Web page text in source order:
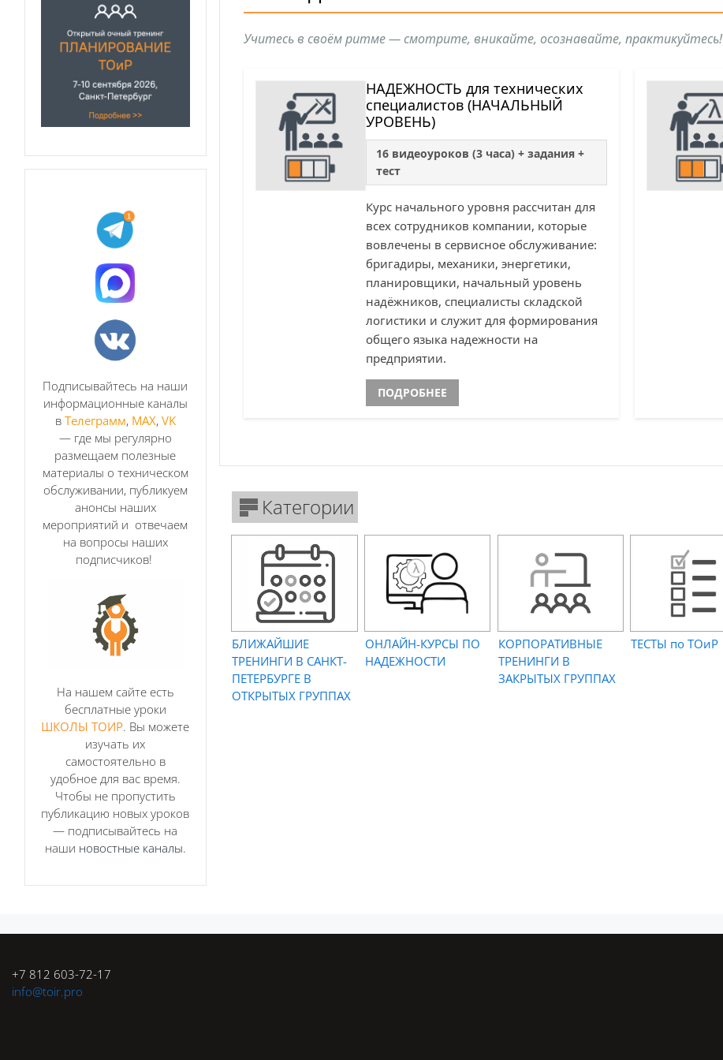
Учитесь в своём ритме — смотрите, вникайте, осознавайте, практикуйтесь!
НАДЕЖНОСТЬ для технических
специалистов (НАЧАЛЬНЫЙ
УРОВЕНЬ)
16 видеоуроков (3 часа) + задания +
тест
Курс начального уровня рассчитан для
всех сотрудников компании, которые
вовлечены в сервисное обслуживание:
бригадиры, механики, энергетики,
планировщики, начальный уровень
надёжников, специалисты складской
логистики и служит для формирования
общего языка надежности на
предприятии.
ПОДРОБНЕЕ
Категории
БЛИЖАЙШИЕ
ТРЕНИНГИ В САНКТ-
ПЕТЕРБУРГЕ В
ОТКРЫТЫХ ГРУППАХ
ОНЛАЙН-КУРСЫ ПО
НАДЕЖНОСТИ
КОРПОРАТИВНЫЕ
ТРЕНИНГИ В
ЗАКРЫТЫХ ГРУППАХ
ТЕСТЫ по ТОиР
Подписывайтесь на наши
информационные каналы
в Телеграмм, МАХ, VK
— где мы регулярно
размещаем полезные
материалы о техническом
обслуживании, публикуем
анонсы наших
мероприятий и отвечаем
на вопросы наших
подписчиков!
На нашем сайте есть
бесплатные уроки
ШКОЛЫ ТОИР. Вы можете
изучать их
самостоятельно в
удобное для вас время.
Чтобы не пропустить
публикацию новых уроков
— подписывайтесь на
наши новостные каналы.
Блоки
+7 812 603-72-17
info@toir.pro